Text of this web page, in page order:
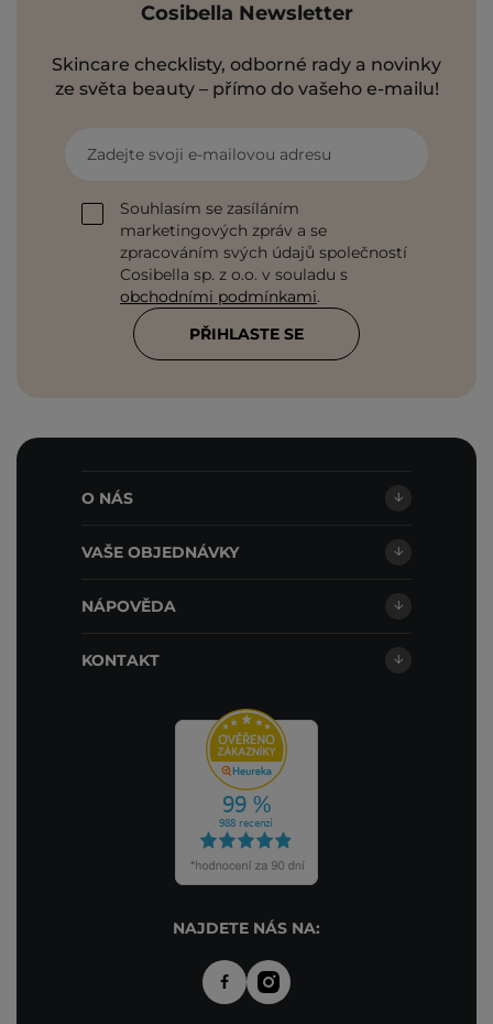
Cosibella Newsletter
Skincare checklisty, odborné rady a novinky
ze světa beauty – přímo do vašeho e-mailu!
Zadejte svoji e-mailovou adresu
Souhlasím se zasíláním
marketingových zpráv a se
zpracováním svých údajů společností
Cosibella sp. z o.o. v souladu s
obchodními podmínkami.
PŘIHLASTE SE
O NÁS
VAŠE OBJEDNÁVKY
NÁPOVĚDA
KONTAKT
NAJDETE NÁS NA: